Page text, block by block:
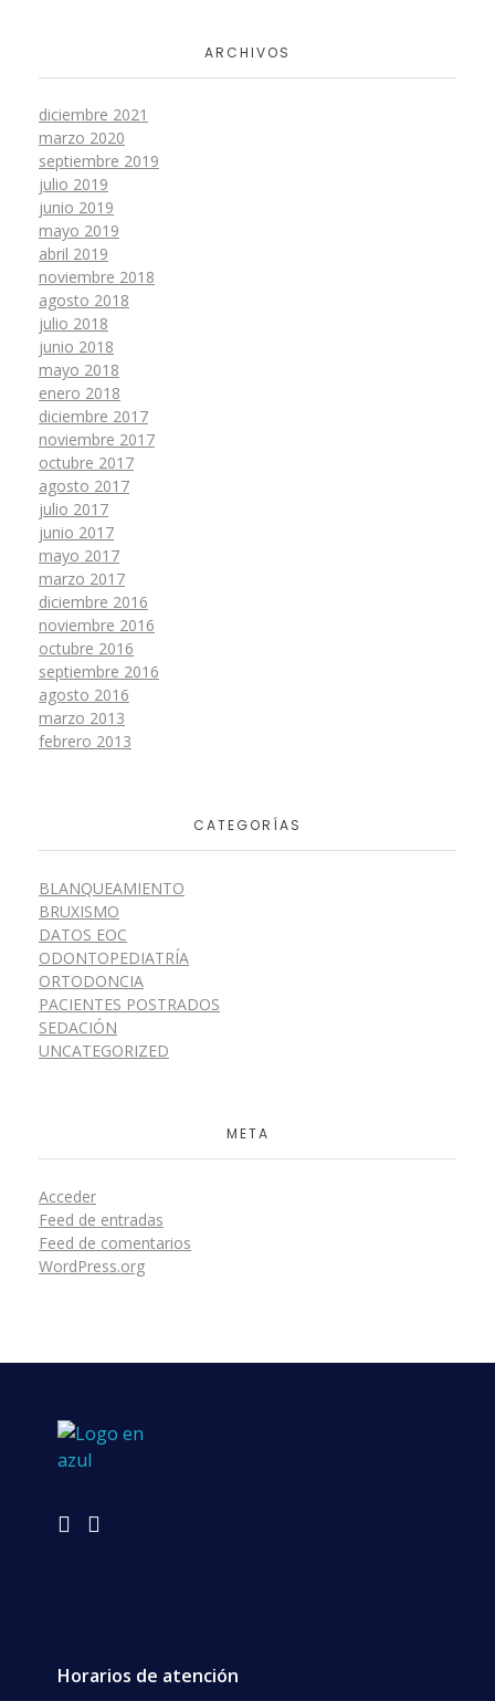
ARCHIVOS
diciembre 2021
marzo 2020
septiembre 2019
julio 2019
junio 2019
mayo 2019
abril 2019
noviembre 2018
agosto 2018
julio 2018
junio 2018
mayo 2018
enero 2018
diciembre 2017
noviembre 2017
octubre 2017
agosto 2017
julio 2017
junio 2017
mayo 2017
marzo 2017
diciembre 2016
noviembre 2016
octubre 2016
septiembre 2016
agosto 2016
marzo 2013
febrero 2013
CATEGORÍAS
BLANQUEAMIENTO
BRUXISMO
DATOS EOC
ODONTOPEDIATRÍA
ORTODONCIA
PACIENTES POSTRADOS
SEDACIÓN
UNCATEGORIZED
META
Acceder
Feed de entradas
Feed de comentarios
WordPress.org
Horarios de atención